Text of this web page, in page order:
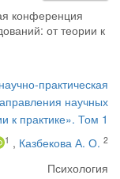
практическая
научных
к практике». Том 1
1 , Казбекова А. О. 2
Психология